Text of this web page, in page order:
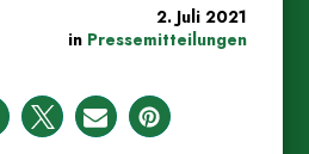
2. Juli 2021
in Pressemitteilungen